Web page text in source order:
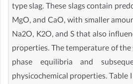
type slag. These slags contain
MgO, and CaO, with smaller
Na2O, K2O, and S that also
properties. The temperature of
phase equilibria and
physicochemical properties. Table